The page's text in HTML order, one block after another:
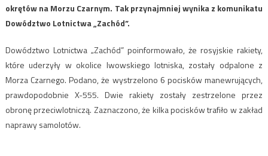
okrętów na Morzu Czarnym. Tak przynajmniej wynika z komunikatu
Dowództwo Lotnictwa „Zachód”.
Dowództwo Lotnictwa „Zachód” poinformowało, że rosyjskie rakiety,
które uderzyły w okolice lwowskiego lotniska, zostały odpalone z
Morza Czarnego. Podano, że wystrzelono 6 pocisków manewrujących,
prawdopodobnie X-555. Dwie rakiety zostały zestrzelone przez
obronę przeciwlotniczą. Zaznaczono, że kilka pocisków trafiło w zakład
naprawy samolotów.